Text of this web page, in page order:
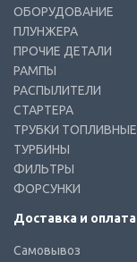
ОБОРУДОВАНИЕ
ПЛУНЖЕРА
ПРОЧИЕ ДЕТАЛИ
РАМПЫ
РАСПЫЛИТЕЛИ
СТАРТЕРА
ТРУБКИ ТОПЛИВНЫЕ
ТУРБИНЫ
ФИЛЬТРЫ
ФОРСУНКИ
Доставка и оплата
Самовывоз